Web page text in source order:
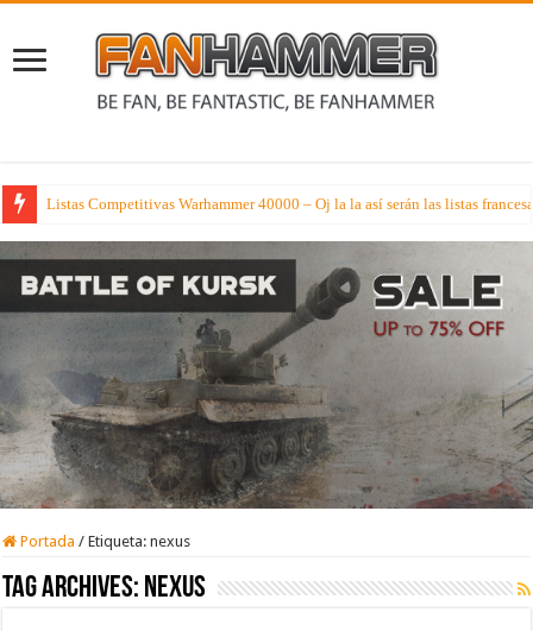
Listas Competitivas Warhammer 40000 – Oj la la así serán las listas
Portada / Etiqueta:nexus
Tag Archives: nexus